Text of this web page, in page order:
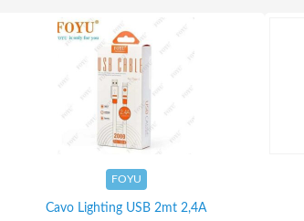
FOYU
Cavo Lighting USB 2mt 2,4A